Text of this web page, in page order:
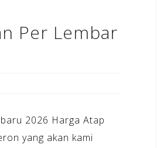
Per Lembar
2026 Harga Atap
yang akan kami